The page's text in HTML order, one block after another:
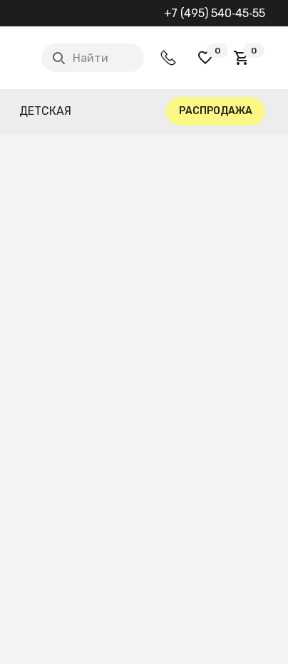
+7 (495) 540‑45‑55
Найти
0 0
ДЕТСКАЯ РАСПРОДАЖА